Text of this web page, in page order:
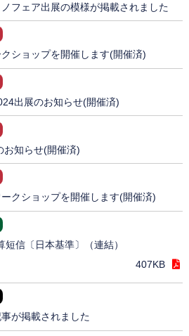
フェア出展の模様が掲載されました
ショップを開催します(開催済)
出展のお知らせ(開催済)
お知らせ(開催済)
クショップを開催します(開催済)
信〔日本基準〕（連結）
407KB
が掲載されました